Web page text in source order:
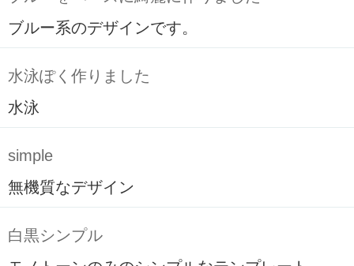
ブルー系のデザインです。
水泳ぽく作りました
水泳
simple
無機質なデザイン
白黒シンプル